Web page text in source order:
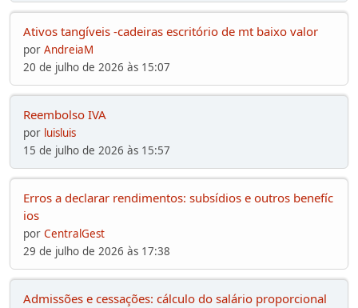
Ativos tangíveis -cadeiras escritório de mt baixo valor
por AndreiaM
20 de julho de 2026 às 15:07
Reembolso IVA
por luisluis
15 de julho de 2026 às 15:57
Erros a declarar rendimentos: subsídios e outros benefíc
ios
por CentralGest
29 de julho de 2026 às 17:38
Admissões e cessações: cálculo do salário proporcional